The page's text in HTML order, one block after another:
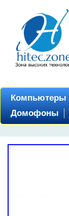
Компьютеры
Домофоны